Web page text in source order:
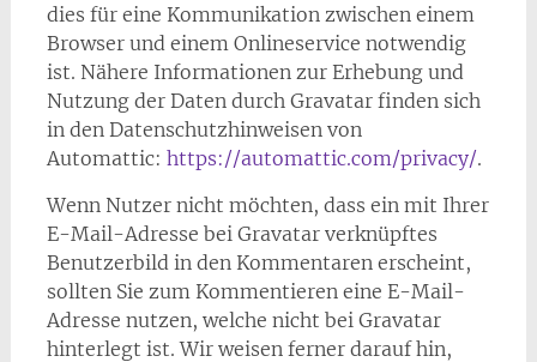
dies für eine Kommunikation zwischen einem
Browser und einem Onlineservice notwendig
ist. Nähere Informationen zur Erhebung und
Nutzung der Daten durch Gravatar finden sich
in den Datenschutzhinweisen von
Automattic: https://automattic.com/privacy/.
Wenn Nutzer nicht möchten, dass ein mit Ihrer
E-Mail-Adresse bei Gravatar verknüpftes
Benutzerbild in den Kommentaren erscheint,
sollten Sie zum Kommentieren eine E-Mail-
Adresse nutzen, welche nicht bei Gravatar
hinterlegt ist. Wir weisen ferner darauf hin,